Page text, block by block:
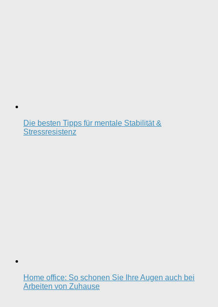
Die besten Tipps für mentale Stabilität &
Stressresistenz
Home office: So schonen Sie Ihre Augen auch bei
Arbeiten von Zuhause